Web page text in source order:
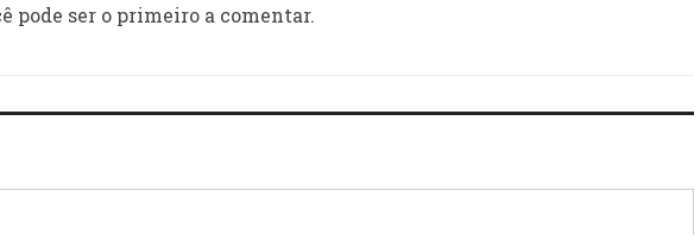
pode ser o primeiro a comentar.